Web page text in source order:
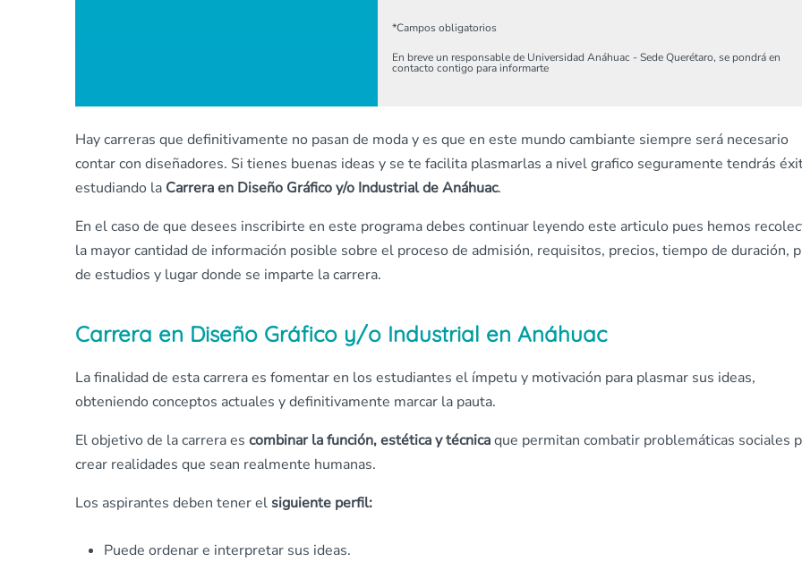
*Campos obligatorios
En breve un responsable de Universidad Anáhuac - Sede Querétaro, se pondrá en
contacto contigo para informarte
Hay carreras que definitivamente no pasan de moda y es que en este mundo cambiante siempre será necesario
contar con diseñadores. Si tienes buenas ideas y se te facilita plasmarlas a nivel grafico seguramente tendrás
estudiando la Carrera en Diseño Gráfico y/o Industrial de Anáhuac.
En el caso de que desees inscribirte en este programa debes continuar leyendo este articulo pues hemos
la mayor cantidad de información posible sobre el proceso de admisión, requisitos, precios, tiempo de duración,
de estudios y lugar donde se imparte la carrera.
Carrera en Diseño Gráfico y/o Industrial en Anáhuac
La finalidad de esta carrera es fomentar en los estudiantes el ímpetu y motivación para plasmar sus ideas,
obteniendo conceptos actuales y definitivamente marcar la pauta.
El objetivo de la carrera es combinar la función, estética y técnicaque permitan combatir problemáticas sociales
crear realidades que sean realmente humanas.
Los aspirantes deben tener elsiguiente perfil:
Puede ordenar e interpretar sus ideas.